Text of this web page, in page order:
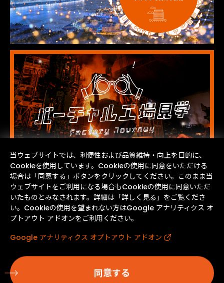
当ウェブサイトでは、利便性および品質維持・向上を目的に、
Cookieを使用しています。Cookieの使用に同意をいただける
場合は「同意する」ボタンをクリックしてください。このまま当
ウェブサイトをご利用になる場合もCookieの使用に同意いただ
いたものとみなされます。詳細は「詳しく見る」をご覧くださ
い。Cookieの使用を望まれない方はGoogle アナリティクス オ
プトアウト アドオンをご利用ください。
Google アナリティクス オプトアウト アドオン
同意する